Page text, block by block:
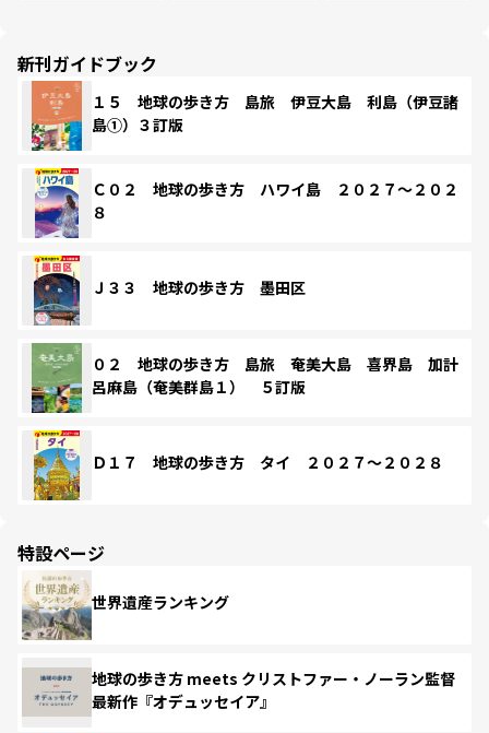
新刊ガイドブック
１５ 地球の歩き方 島旅 伊豆大島 利島（伊豆諸
島①）３訂版
Ｃ０２ 地球の歩き方 ハワイ島 ２０２７～２０２
８
Ｊ３３ 地球の歩き方 墨田区
０２ 地球の歩き方 島旅 奄美大島 喜界島 加計
呂麻島（奄美群島１） ５訂版
Ｄ１７ 地球の歩き方 タイ ２０２７～２０２８
特設ページ
世界遺産ランキング
地球の歩き方 meets クリストファー・ノーラン監督
最新作『オデュッセイア』